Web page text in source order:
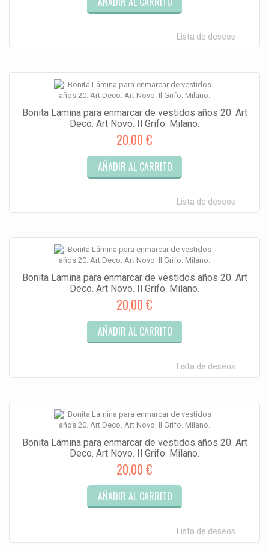
Lista de deseos
Bonita Lámina para enmarcar de vestidos años 20. Art
Deco. Art Novo. Il Grifo. Milano.
20,00 €
AÑADIR AL CARRITO
Lista de deseos
Bonita Lámina para enmarcar de vestidos años 20. Art
Deco. Art Novo. Il Grifo. Milano.
20,00 €
AÑADIR AL CARRITO
Lista de deseos
Bonita Lámina para enmarcar de vestidos años 20. Art
Deco. Art Novo. Il Grifo. Milano.
20,00 €
AÑADIR AL CARRITO
Lista de deseos